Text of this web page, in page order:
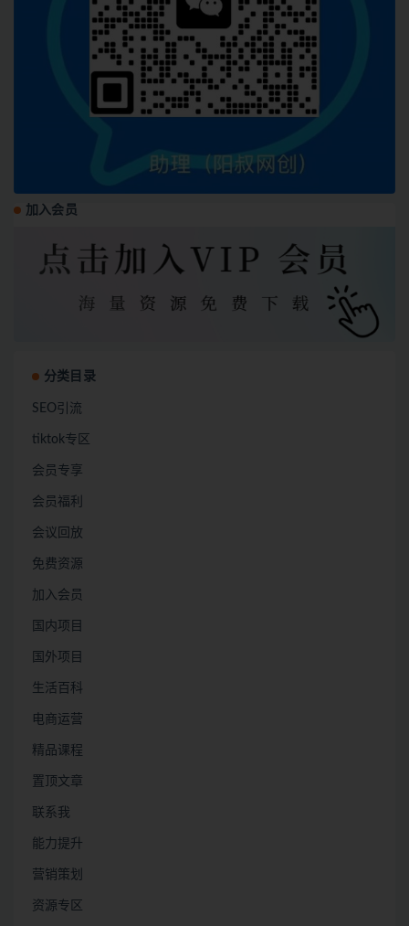
加入会员
分类目录
SEO引流
tiktok专区
会员专享
会员福利
会议回放
免费资源
加入会员
国内项目
国外项目
生活百科
电商运营
精品课程
置顶文章
联系我
能力提升
营销策划
资源专区